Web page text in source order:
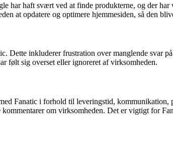
har haft svært ved at finde produkterne, og der
at opdatere og optimere hjemmesiden, så den
Dette inkluderer frustration over manglende svar
følt sig overset eller ignoreret af virksomheden.
Fanatic i forhold til leveringstid, kommunikation,
om virksomheden. Det er vigtigt for